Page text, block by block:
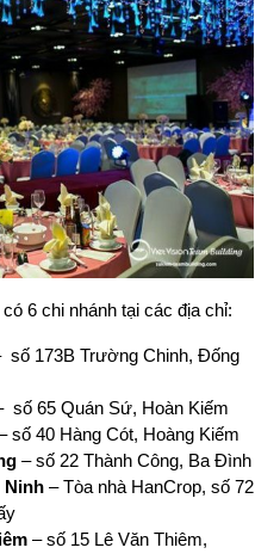
6 chi nhánh tại các địa chỉ:
số 173B Trường Chinh, Đống
số 65 Quán Sứ, Hoàn Kiếm
số 40 Hàng Cót, Hoàng Kiếm
– số 22 Thành Công, Ba Đình
Ninh – Tòa nhà HanCrop, số 72
– số 15 Lê Văn Thiêm,